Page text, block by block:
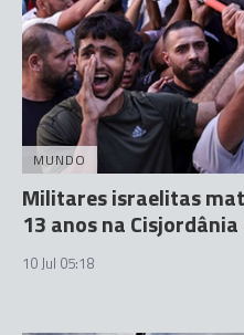
MUNDO
Militares israelitas
13 anos na
10 Jul 05:18